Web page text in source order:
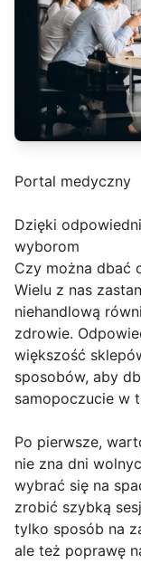
Portal medyczny
Dzięki
wyborom
Czy można dbać
Wielu z nas
niehandlową
zdrowie.
większość
sposobów, aby
samopoczucie w
Po pierwsze,
nie zna dni
wybrać się na
zrobić szybką
tylko sposób na
ale też poprawę